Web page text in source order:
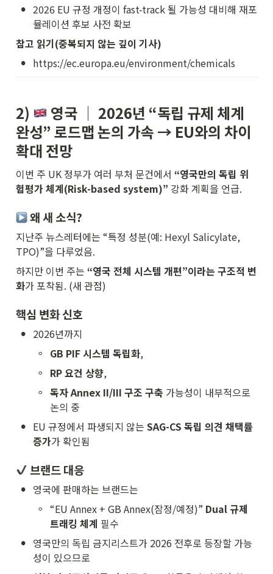
• 2026 EU 규정 개정이 fast-track 될 가능성 대비해 재포
뮬레이션 후보 사전 확보
참고 읽기(중복되지 않는 깊이 기사)
• https://ec.europa.eu/environment/chemicals
2) 영국 │ 2026년 “독립 규제 체계
완성” 로드맵 논의 가속 → EU와의 차이
확대 전망
이번 주 UK 정부가 여러 부처 문건에서 “영국만의 독립 위
험평가 체계(Risk-based system)” 강화 계획을 언급.
왜 새 소식?
지난주 뉴스레터에는 “특정 성분(예: Hexyl Salicylate,
TPO)”을 다루었음.
하지만 이번 주는 “영국 전체 시스템 개편”이라는 구조적 변
화가 포착됨. (새 관점)
핵심 변화 신호
• 2026년까지
◦ GB PIF 시스템 독립화,
◦ RP 요건 상향,
◦ 독자 Annex II/III 구조 구축 가능성이 내부적으로
논의 중
• EU 규정에서 파생되지 않는 SAG-CS 독립 의견 채택률
증가가 확인됨
브랜드 대응
• 영국에 판매하는 브랜드는
◦ “EU Annex + GB Annex(잠정/예정)” Dual 규제
트래킹 체계 필수
• 영국만의 독립 금지리스트가 2026 전후로 등장할 가능
성이 있으므로